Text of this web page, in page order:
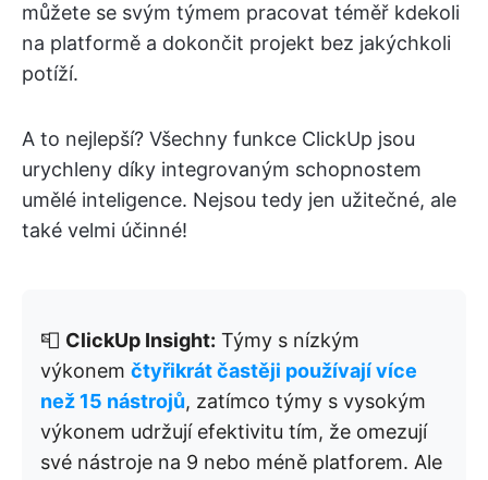
můžete se svým týmem pracovat téměř kdekoli
na platformě a dokončit projekt bez jakýchkoli
potíží.
A to nejlepší? Všechny funkce ClickUp jsou
urychleny díky integrovaným schopnostem
umělé inteligence. Nejsou tedy jen užitečné, ale
také velmi účinné!
📮 ClickUp Insight: Týmy s nízkým
výkonem čtyřikrát častěji používají více
než 15 nástrojů, zatímco týmy s vysokým
výkonem udržují efektivitu tím, že omezují
své nástroje na 9 nebo méně platforem. Ale